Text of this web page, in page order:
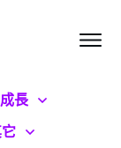
長